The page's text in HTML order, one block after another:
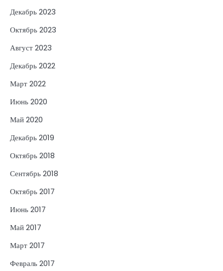
Декабрь 2023
Октябрь 2023
Август 2023
Декабрь 2022
Март 2022
Июнь 2020
Май 2020
Декабрь 2019
Октябрь 2018
Сентябрь 2018
Октябрь 2017
Июнь 2017
Май 2017
Март 2017
Февраль 2017